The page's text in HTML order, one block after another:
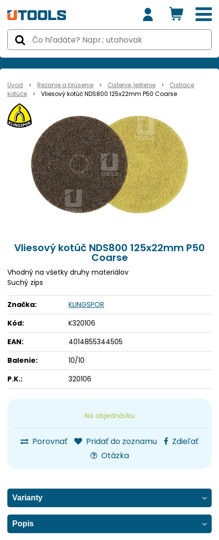
Úvod Rezanie a brúsenie Čistenie, leštenie
Čistiace
kotúče
Vliesový kotúč NDS800 125x22mm P50 Coarse
Na objednávku
Porovnať Pridať do zoznamu
Zdieľať
Otázka
Vliesový kotúč NDS800 125x22mm P50
Coarse
Vhodný na všetky druhy materiálov
Suchý zips
Značka:
KLINGSPOR
Kód:
K320106
EAN:
4014855344505
Balenie:
10/10
P.K.:
320106
Varianty
Popis